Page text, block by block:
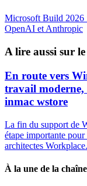
Microsoft Build 2026
OpenAI et Anthropic
A lire aussi sur le
En route vers
travail moderne,
inmac wstore
La fin du support de
étape importante
architectes Workplace.
À la une de la